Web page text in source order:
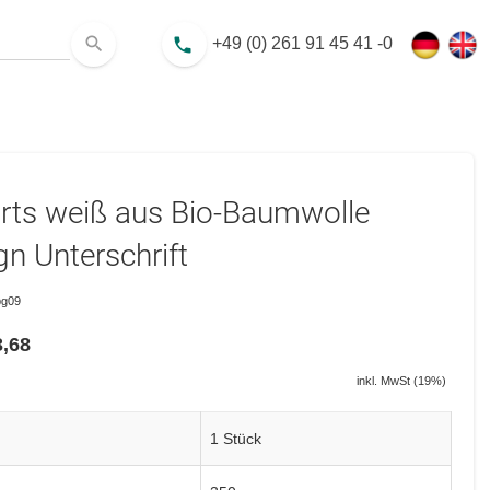
search phone +49 (0) 261 91 45 41 -0
weiß aus Bio-Baumwolle
Unterschrift
inkl. MwSt (19%)
1 Stück